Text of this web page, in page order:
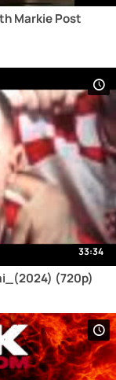
Markie Post
33:34
(720p)